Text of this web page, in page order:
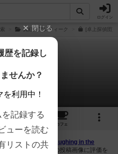
ログイン
真紅のアンティーク [卓上探偵団]
う少女
の画像
6
カフェ
に笑う少女（Girl Laughing in the
り、他のユーザーの投稿画像に評価を
閉じる
歴を記録し
せんか？
利用中！
記録する
ューを読む
リストの共